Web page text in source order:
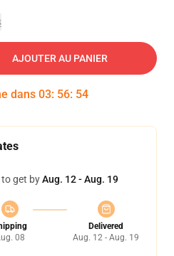
AJOUTER AU PANIER
dans 03: 56: 53
get byAug. 12 - Aug. 19
08
Delivered
Aug. 12 - Aug. 19